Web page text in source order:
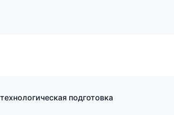
подготовка